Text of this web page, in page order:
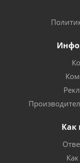
Как